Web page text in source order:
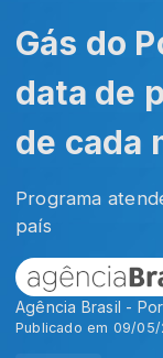
Gás do
data de
de cada
Programa
país
Agência Brasil -
Publicado em 09/05/